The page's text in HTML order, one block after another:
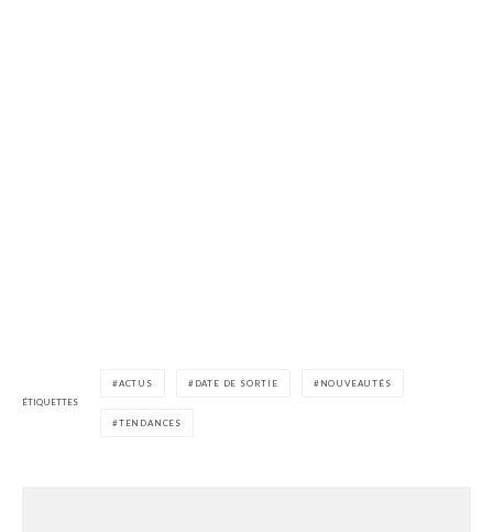
ÉTIQUETTES
ACTUS DATE DE SORTIE NOUVEAUTÉS
TENDANCES